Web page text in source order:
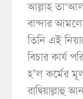
আল্লাহ
বান্দার
তিনি এই
বিচার কার্য
হ’ল কর্মের